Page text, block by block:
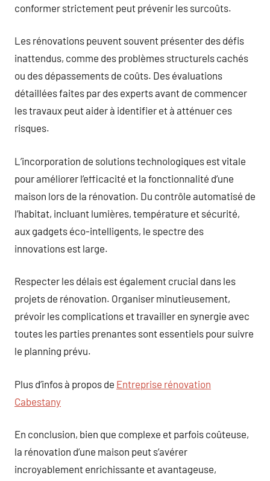
conformer strictement peut prévenir les surcoûts.
Les rénovations peuvent souvent présenter des défis
inattendus, comme des problèmes structurels cachés
ou des dépassements de coûts. Des évaluations
détaillées faites par des experts avant de commencer
les travaux peut aider à identifier et à atténuer ces
risques.
L’incorporation de solutions technologiques est vitale
pour améliorer l’efficacité et la fonctionnalité d’une
maison lors de la rénovation. Du contrôle automatisé de
l’habitat, incluant lumières, température et sécurité,
aux gadgets éco-intelligents, le spectre des
innovations est large.
Respecter les délais est également crucial dans les
projets de rénovation. Organiser minutieusement,
prévoir les complications et travailler en synergie avec
toutes les parties prenantes sont essentiels pour suivre
le planning prévu.
Plus d’infos à propos de Entreprise rénovation
Cabestany
En conclusion, bien que complexe et parfois coûteuse,
la rénovation d’une maison peut s’avérer
incroyablement enrichissante et avantageuse,